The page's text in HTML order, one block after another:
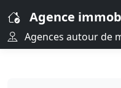
Agence
Agences autour de